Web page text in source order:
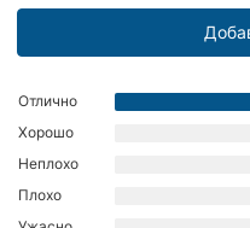
Полтава
Чернигов
Отлично
Хорошо
Неплохо
Плохо